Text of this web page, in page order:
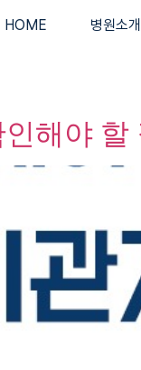
HOME 병원소개
해야 할